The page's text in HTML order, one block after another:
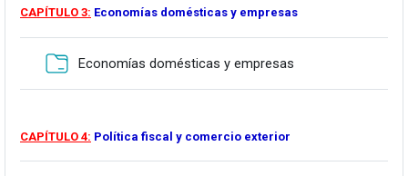
CAPÍTULO 3: Economías domésticas y empresas
Economías domésticas y empresas
CAPÍTULO 4: Política fiscal y comercio exterior